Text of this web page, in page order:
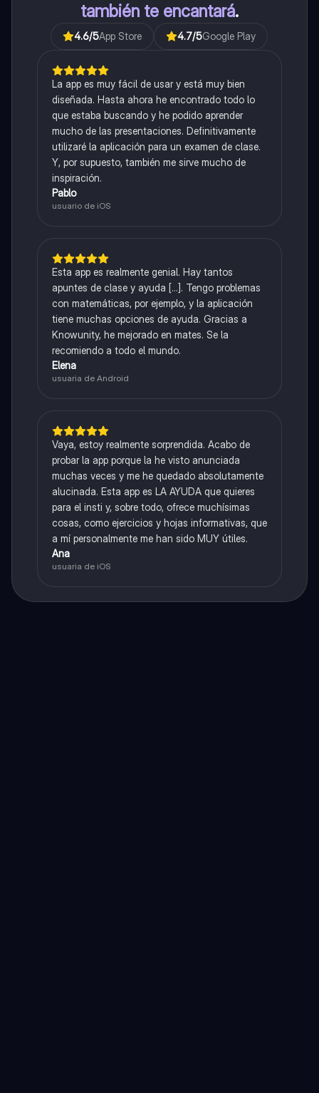
también te encantará.
4.6/5App Store 4.7/5Google Play
La app es muy fácil de usar y está muy bien
diseñada. Hasta ahora he encontrado todo lo
que estaba buscando y he podido aprender
mucho de las presentaciones. Definitivamente
utilizaré la aplicación para un examen de clase.
Y, por supuesto, también me sirve mucho de
inspiración.
Pablo
usuario de iOS
Esta app es realmente genial. Hay tantos
apuntes de clase y ayuda [...]. Tengo problemas
con matemáticas, por ejemplo, y la aplicación
tiene muchas opciones de ayuda. Gracias a
Knowunity, he mejorado en mates. Se la
recomiendo a todo el mundo.
Elena
usuaria de Android
Vaya, estoy realmente sorprendida. Acabo de
probar la app porque la he visto anunciada
muchas veces y me he quedado absolutamente
alucinada. Esta app es LA AYUDA que quieres
para el insti y, sobre todo, ofrece muchísimas
cosas, como ejercicios y hojas informativas, que
a mí personalmente me han sido MUY útiles.
Ana
usuaria de iOS